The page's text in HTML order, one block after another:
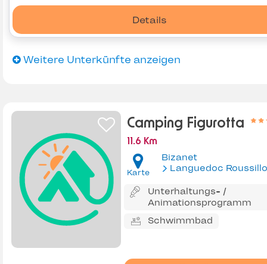
Details
Weitere Unterkünfte anzeigen
Camping Figurotta
11.6 Km
Karte
Bizanet
Languedoc
Unterhaltungs- /
Animationsprogramm
Schwimmbad